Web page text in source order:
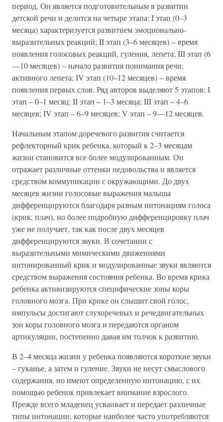
период. Он является подготовительным в развитии
детской речи и делится на четыре этапа: I этап (0–3
месяца) характеризуется развитием эмоционально-
выразительных реакций; II этап (3–6 месяцев) – время
появления голосовых реакций, гуления, лепета; III этап (6
—10 месяцев) – начало развития понимания речи,
активного лепета; IV этап (10–12 месяцев) – время
появления первых слов. Ряд авторов выделяют 5 этапов: I
этап – 0–1 месяц; II этап – 1–3 месяца; III этап – 4–6
месяцев; IV этап – 6–9 месяцев; V этап – 9—12 месяцев.
Начальным этапом доречевого развития считается
рефлекторный крик ребенка, который к 2–3 месяцам
жизни становится все более модулированным. Он
отражает различные оттенки недовольства и является
средством коммуникации с окружающими. До двух
месяцев жизни голосовые выражения малыша
дифференцируются благодаря разным интонациям голоса
(крик, плач), но более подробную дифференцировку плач
уже не получает, так как после двух месяцев
дифференцируются звуки. В сочетании с
выразительными мимическими движениями
интонированный крик и модулированные звуки являются
средством выражения состояния ребенка. Во время крика
ребенка активизируются специфические зоны коры
головного мозга. При крике он слышит свой голос,
импульсы достигают слухоречевых и речедвигательных
зон коры головного мозга и передаются органом
артикуляции, постепенно давая им толчок к развитию.
В 2–4 месяца жизни у ребенка появляются короткие звуки
– гуканье, а затем и гуление. Звуки не несут смыслового
содержания, но имеют определенную интонацию, с их
помощью ребенок привлекает внимание взрослого.
Прежде всего младенец усваивает и передает различные
типы интонации, которые наиболее часто употребляются